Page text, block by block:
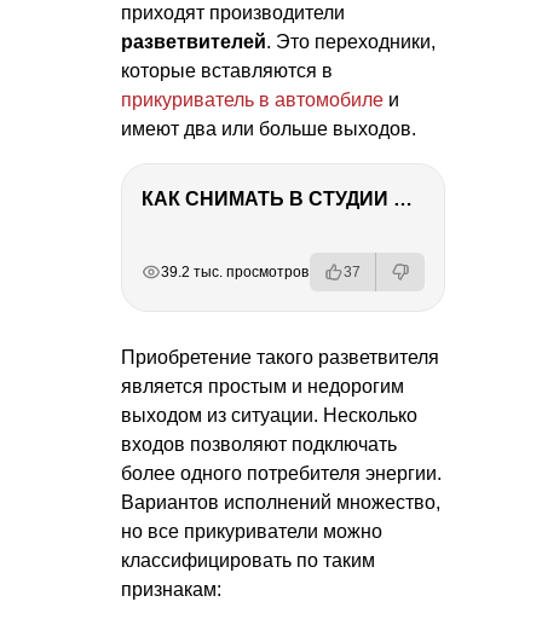
приходят производители
разветвителей. Это переходники,
которые вставляются в
прикуриватель в автомобиле и
имеют два или больше выходов.
КАК СНИМАТЬ В СТУДИИ СО ВСПЫШКАМИ
39.2 тыс. просмотров 37
Приобретение такого разветвителя
является простым и недорогим
выходом из ситуации. Несколько
входов позволяют подключать
более одного потребителя энергии.
Вариантов исполнений множество,
но все прикуриватели можно
классифицировать по таким
признакам: